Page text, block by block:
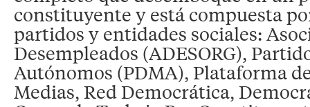
constituyente y está compuesta
partidos y entidades sociales:
Desempleados (ADESORG),
Autónomos (PDMA), Plataforma
Medias, Red Democrática,